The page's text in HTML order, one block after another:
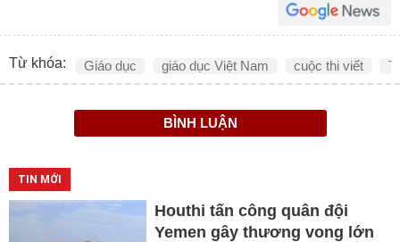
Từ khóa: Giáo dục giáo dục Việt Nam cuộc thi viết
BÌNH LUẬN
TIN MỚI
Houthi tấn công quân đội
Yemen gây thương vong lớn